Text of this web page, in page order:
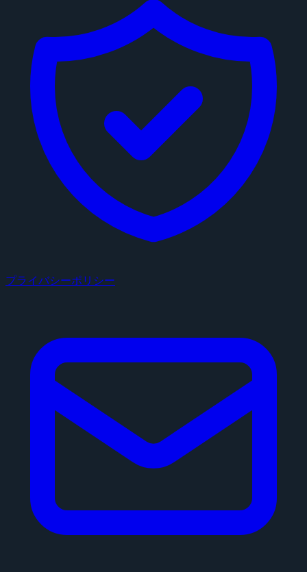
プライバシーポリシー